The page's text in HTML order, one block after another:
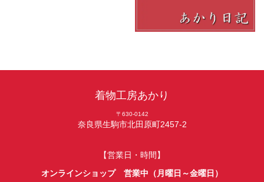
着物工房あかり
〒630-0142
奈良県生駒市北田原町2457-2
【営業日・時間】
オンラインショップ 営業中（月曜日～金曜日）